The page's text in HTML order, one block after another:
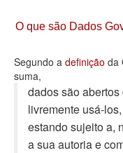
Dados
Planejamento
Catálogo de dados
Processo Legislativo
Deputados
O que são Dados
Segundo a definição da
suma,
dados são
livremente usá-
estando sujeito a,
a sua autoria e